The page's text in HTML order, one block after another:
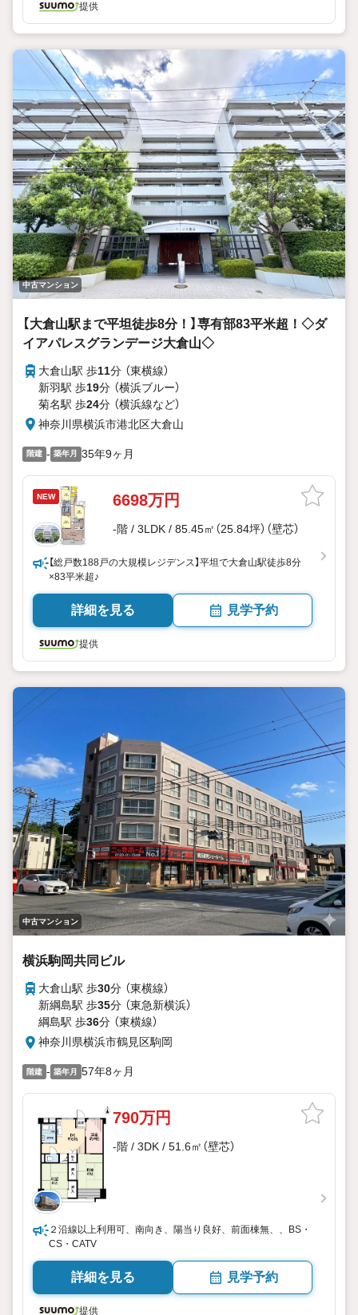
提供
中古マンション
【大倉山駅まで平坦徒歩8分！】専有部83平米超！◇ダ
イアパレスグランデージ大倉山◇
大倉山駅 歩11分 （東横線）
新羽駅 歩19分 （横浜ブルー）
菊名駅 歩24分 （横浜線など）
神奈川県横浜市港北区大倉山
階建 - 築年月 35年9ヶ月
NEW 6698万円
-階 / 3LDK / 85.45㎡（25.84坪）（壁芯）
【総戸数188戸の大規模レジデンス】平坦で大倉山駅徒歩8分
×83平米超♪
詳細を見る 見学予約
提供
中古マンション
横浜駒岡共同ビル
大倉山駅 歩30分 （東横線）
新綱島駅 歩35分 （東急新横浜）
綱島駅 歩36分 （東横線）
神奈川県横浜市鶴見区駒岡
階建 - 築年月 57年8ヶ月
790万円
-階 / 3DK / 51.6㎡（壁芯）
２沿線以上利用可、南向き、陽当り良好、前面棟無、、BS・
CS・CATV
詳細を見る 見学予約
提供